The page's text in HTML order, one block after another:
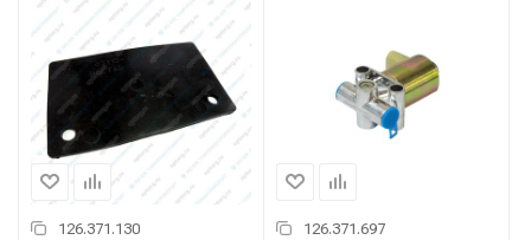
126.371.130 126.371.697